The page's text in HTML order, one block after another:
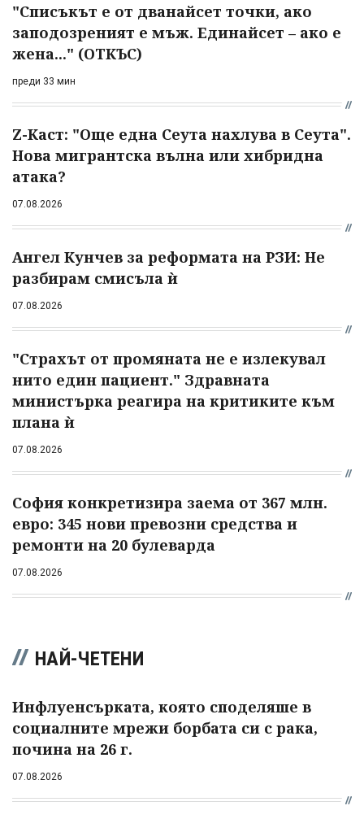
"Списъкът е от дванайсет точки, ако
заподозреният е мъж. Единайсет – ако е
жена..." (ОТКЪС)
преди 33 мин
Z-Каст: "Още една Сеута нахлува в Сеута".
Нова мигрантска вълна или хибридна
атака?
07.08.2026
Ангел Кунчев за реформата на РЗИ: Не
разбирам смисъла ѝ
07.08.2026
"Страхът от промяната не е излекувал
нито един пациент." Здравната
министърка реагира на критиките към
плана ѝ
07.08.2026
София конкретизира заема от 367 млн.
евро: 345 нови превозни средства и
ремонти на 20 булеварда
07.08.2026
НАЙ-ЧЕТЕНИ
Инфлуенсърката, която споделяше в
социалните мрежи борбата си с рака,
почина на 26 г.
07.08.2026